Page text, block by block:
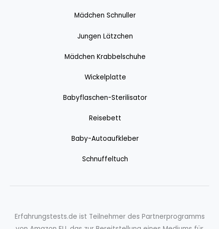
Mädchen Schnuller
Jungen Lätzchen
Mädchen Krabbelschuhe
Wickelplatte
Babyflaschen-Sterilisator
Reisebett
Baby-Autoaufkleber
Schnuffeltuch
Erfahrungstests.de ist Teilnehmer des Partnerprogramms